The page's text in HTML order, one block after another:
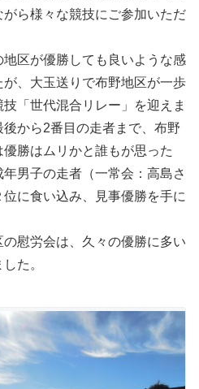
ら様々な競技にご参加いただ
区が優勝しても良いような感
、大玉送りで布野地区が一歩
「世代混合リレー」を迎えま
から2番目の走者まで、布野
勝はムリかと誰もが思った
男子の走者（一常会：高島さ
に食い込み、見事優勝を手に
慰労会は、久々の優勝に多い
た。